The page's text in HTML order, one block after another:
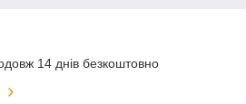
14 днів безкоштовно